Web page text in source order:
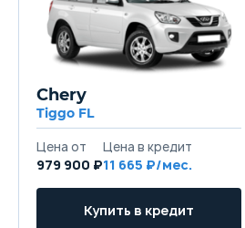
Chery
Tiggo FL
Цена от
979 900 ₽
Цена в кредит
11 665 ₽/мес.
Купить в кредит